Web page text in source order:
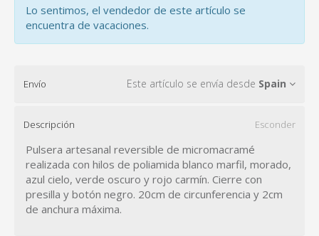
Lo sentimos, el vendedor de este artículo se
encuentra de vacaciones.
Envío Este artículo se envía desde Spain
Descripción Esconder
Pulsera artesanal reversible de micromacramé
realizada con hilos de poliamida blanco marfil, morado,
azul cielo, verde oscuro y rojo carmín. Cierre con
presilla y botón negro. 20cm de circunferencia y 2cm
de anchura máxima.